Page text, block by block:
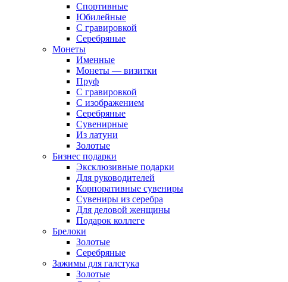
Спортивные
Юбилейные
С гравировкой
Серебряные
Монеты
Именные
Монеты — визитки
Пруф
С гравировкой
С изображением
Серебряные
Сувенирные
Из латуни
Золотые
Бизнес подарки
Эксклюзивные подарки
Для руководителей
Корпоративные сувениры
Сувениры из серебра
Для деловой женщины
Подарок коллеге
Брелоки
Золотые
Серебряные
Зажимы для галстука
Золотые